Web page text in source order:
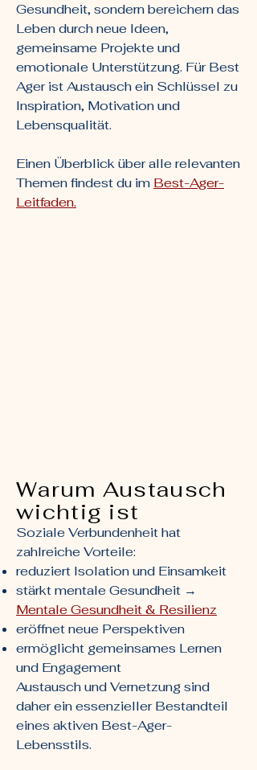
Gesundheit, sondern bereichern das
Leben durch neue Ideen,
gemeinsame Projekte und
emotionale Unterstützung. Für Best
Ager ist Austausch ein Schlüssel zu
Inspiration, Motivation und
Lebensqualität.
Einen Überblick über alle relevanten
Themen findest du im Best-Ager-
Leitfaden.
Warum Austausch
wichtig ist
Soziale Verbundenheit hat
zahlreiche Vorteile:
reduziert Isolation und Einsamkeit
stärkt mentale Gesundheit →
Mentale Gesundheit & Resilienz
eröffnet neue Perspektiven
ermöglicht gemeinsames Lernen
und Engagement
Austausch und Vernetzung sind
daher ein essenzieller Bestandteil
eines aktiven Best-Ager-
Lebensstils.